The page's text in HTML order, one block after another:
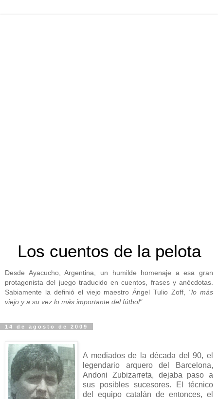
Los cuentos de la pelota
Desde Ayacucho, Argentina, un humilde homenaje a esa gran
protagonista del juego traducido en cuentos, frases y anécdotas.
Sabiamente la definió el viejo maestro Ángel Tulio Zoff, "lo más
viejo y a su vez lo más importante del fútbol".
14 de agosto de 2009
A mediados de la década del 90, el
legendario arquero del Barcelona,
Andoni Zubizarreta, dejaba paso a
sus posibles sucesores. El técnico
del equipo catalán de entonces, el